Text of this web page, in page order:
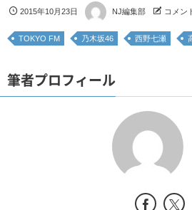
2015年10月23日 NJ編集部 コメン
TOKYO FM 乃木坂46 西野七瀬
筆者プロフィール